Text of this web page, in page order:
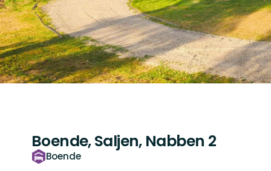
Boende, Saljen, Nabben 2
Boende